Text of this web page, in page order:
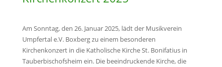
Am Sonntag, den 26. Januar 2025, lädt der Musikverein
Umpfertal e.V. Boxberg zu einem besonderen
Kirchenkonzert in die Katholische Kirche St. Bonifatius in
Tauberbischofsheim ein. Die beeindruckende Kirche, die